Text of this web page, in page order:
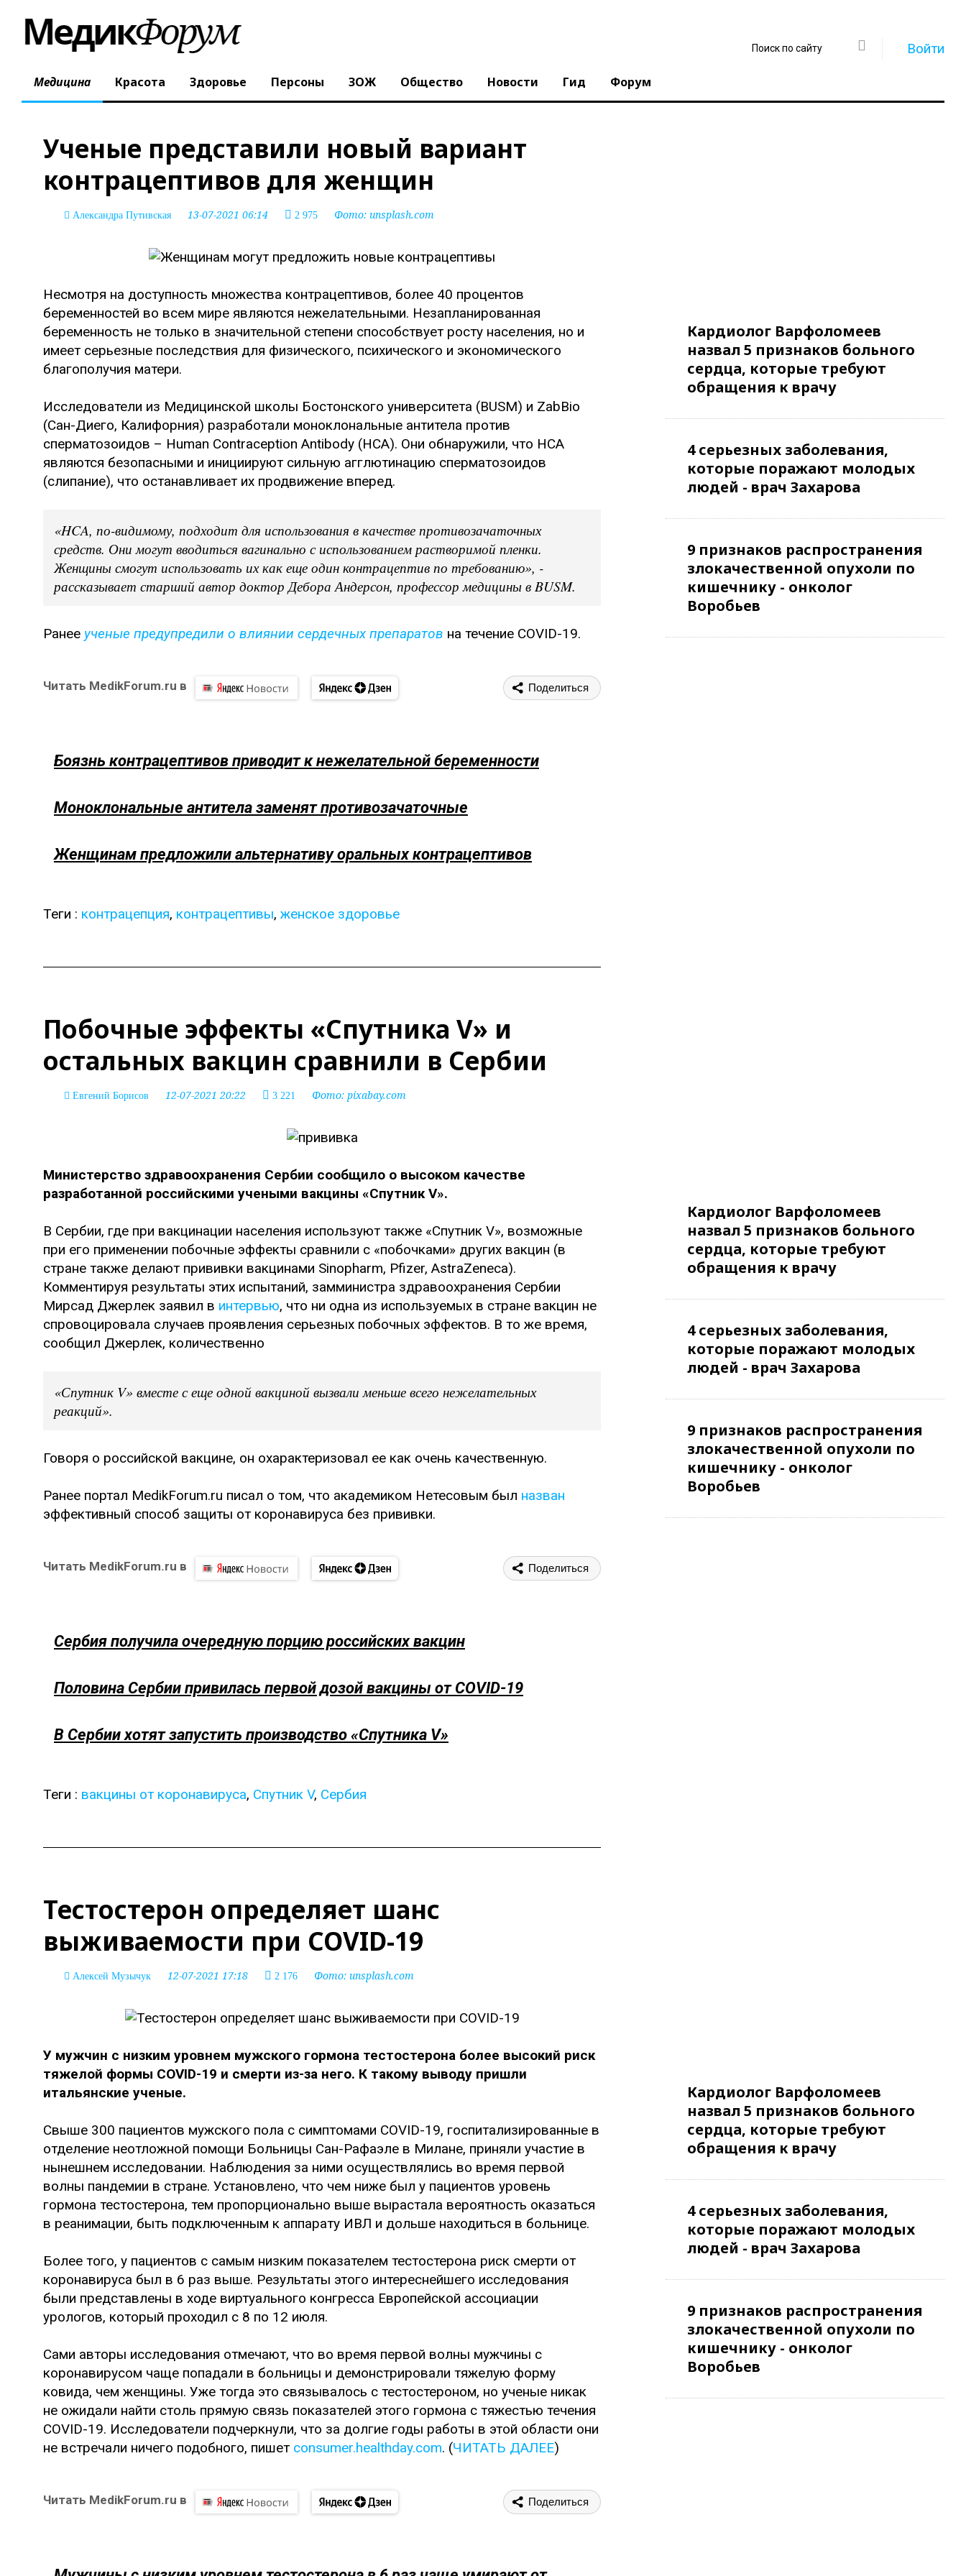
Войти
Медицина Красота Здоровье Персоны ЗОЖ Общество Новости Гид Форум
Ученые представили новый вариант
контрацептивов для женщин
Александра Путивская 13-07-2021 06:14 2 975 Фото: unsplash.com
Несмотря на доступность множества контрацептивов, более 40 процентов
беременностей во всем мире являются нежелательными. Незапланированная
беременность не только в значительной степени способствует росту населения, но и
имеет серьезные последствия для физического, психического и экономического
благополучия матери.
Исследователи из Медицинской школы Бостонского университета (BUSM) и ZabBio
(Сан-Диего, Калифорния) разработали моноклональные антитела против
сперматозоидов – Human Contraception Antibody (HCA). Они обнаружили, что HCA
являются безопасными и инициируют сильную агглютинацию сперматозоидов
(слипание), что останавливает их продвижение вперед.
«HCA, по-видимому, подходит для использования в качестве противозачаточных
средств. Они могут вводиться вагинально с использованием растворимой пленки.
Женщины смогут использовать их как еще один контрацептив по требованию», -
рассказывает старший автор доктор Дебора Андерсон, профессор медицины в BUSM.
Ранее ученые предупредили о влиянии сердечных препаратов на течение COVID-19.
Читать MedikForum.ru в Поделиться
Боязнь контрацептивов приводит к нежелательной беременности
Моноклональные антитела заменят противозачаточные
Женщинам предложили альтернативу оральных контрацептивов
Теги : контрацепция, контрацептивы, женское здоровье
Кардиолог Варфоломеев
назвал 5 признаков больного
сердца, которые требуют
обращения к врачу
4 серьезных заболевания,
которые поражают молодых
людей - врач Захарова
9 признаков распространения
злокачественной опухоли по
кишечнику - онколог
Воробьев
Побочные эффекты «Спутника V» и
остальных вакцин сравнили в Сербии
Евгений Борисов 12-07-2021 20:22 3 221 Фото: pixabay.com
Министерство здравоохранения Сербии сообщило о высоком качестве
разработанной российскими учеными вакцины «Спутник V».
В Сербии, где при вакцинации населения используют также «Спутник V», возможные
при его применении побочные эффекты сравнили с «побочками» других вакцин (в
стране также делают прививки вакцинами Sinopharm, Pfizer, AstraZeneca).
Комментируя результаты этих испытаний, замминистра здравоохранения Сербии
Мирсад Джерлек заявил в интервью, что ни одна из используемых в стране вакцин не
спровоцировала случаев проявления серьезных побочных эффектов. В то же время,
сообщил Джерлек, количественно
«Спутник V» вместе с еще одной вакциной вызвали меньше всего нежелательных
реакций».
Говоря о российской вакцине, он охарактеризовал ее как очень качественную.
Ранее портал MedikForum.ru писал о том, что академиком Нетесовым был назван
эффективный способ защиты от коронавируса без прививки.
Читать MedikForum.ru в Поделиться
Сербия получила очередную порцию российских вакцин
Половина Сербии привилась первой дозой вакцины от COVID-19
В Сербии хотят запустить производство «Спутника V»
Теги : вакцины от коронавируса, Спутник V, Сербия
Кардиолог Варфоломеев
назвал 5 признаков больного
сердца, которые требуют
обращения к врачу
4 серьезных заболевания,
которые поражают молодых
людей - врач Захарова
9 признаков распространения
злокачественной опухоли по
кишечнику - онколог
Воробьев
Тестостерон определяет шанс
выживаемости при COVID-19
Алексей Музычук 12-07-2021 17:18 2 176 Фото: unsplash.com
У мужчин с низким уровнем мужского гормона тестостерона более высокий риск
тяжелой формы COVID-19 и смерти из-за него. К такому выводу пришли
итальянские ученые.
Свыше 300 пациентов мужского пола с симптомами COVID-19, госпитализированные в
отделение неотложной помощи Больницы Сан-Рафаэле в Милане, приняли участие в
нынешнем исследовании. Наблюдения за ними осуществлялись во время первой
волны пандемии в стране. Установлено, что чем ниже был у пациентов уровень
гормона тестостерона, тем пропорционально выше вырастала вероятность оказаться
в реанимации, быть подключенным к аппарату ИВЛ и дольше находиться в больнице.
Более того, у пациентов с самым низким показателем тестостерона риск смерти от
коронавируса был в 6 раз выше. Результаты этого интереснейшего исследования
были представлены в ходе виртуального конгресса Европейской ассоциации
урологов, который проходил с 8 по 12 июля.
Сами авторы исследования отмечают, что во время первой волны мужчины с
коронавирусом чаще попадали в больницы и демонстрировали тяжелую форму
ковида, чем женщины. Уже тогда это связывалось с тестостероном, но ученые никак
не ожидали найти столь прямую связь показателей этого гормона с тяжестью течения
COVID-19. Исследователи подчеркнули, что за долгие годы работы в этой области они
не встречали ничего подобного, пишет consumer.healthday.com. (ЧИТАТЬ ДАЛЕЕ)
Читать MedikForum.ru в Поделиться
Кардиолог Варфоломеев
назвал 5 признаков больного
сердца, которые требуют
обращения к врачу
4 серьезных заболевания,
которые поражают молодых
людей - врач Захарова
9 признаков распространения
злокачественной опухоли по
кишечнику - онколог
Воробьев